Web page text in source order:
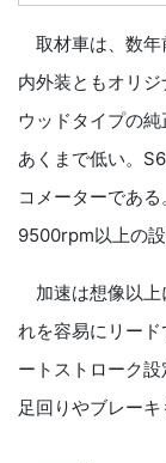
取材車は、数年
内外装ともオリ
ウッドタイプの
あくまで低い。
コメーターであ
9500rpm以上の設
加速は想像以上
れを容易にリー
ートストローク設
足回りやブレーキ